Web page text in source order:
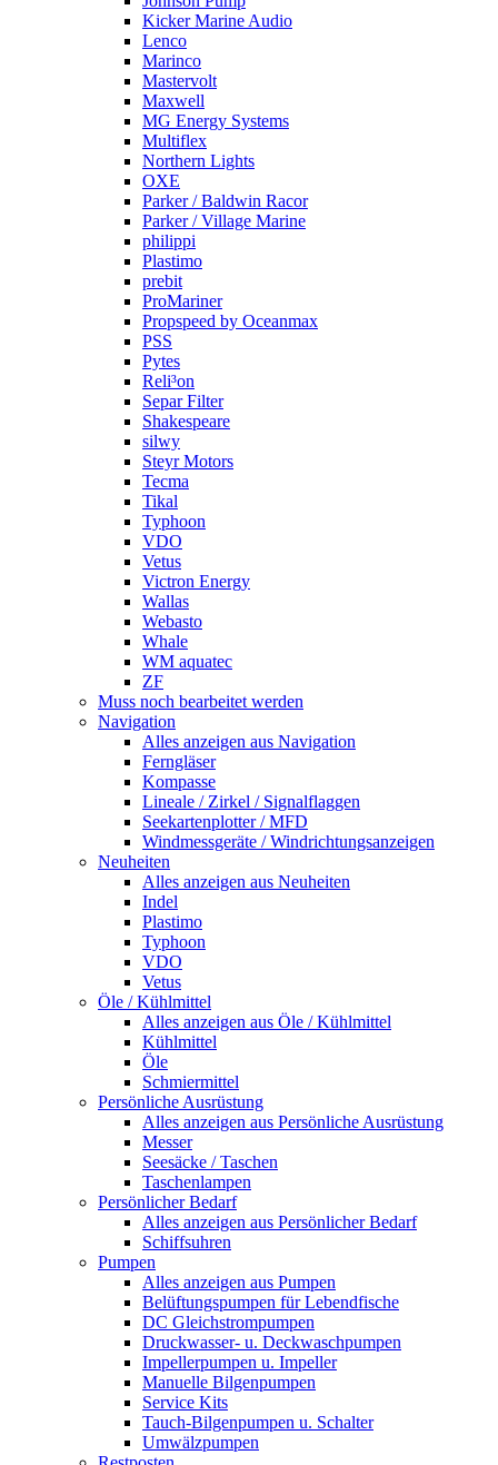
Kicker Marine Audio
Lenco
Marinco
Mastervolt
Maxwell
MG Energy Systems
Multiflex
Northern Lights
OXE
Parker / Baldwin Racor
Parker / Village Marine
philippi
Plastimo
prebit
ProMariner
Propspeed by Oceanmax
PSS
Pytes
Reli³on
Separ Filter
Shakespeare
silwy
Steyr Motors
Tecma
Tikal
Typhoon
VDO
Vetus
Victron Energy
Wallas
Webasto
Whale
WM aquatec
ZF
Muss noch bearbeitet werden
Navigation
Alles anzeigen aus Navigation
Ferngläser
Kompasse
Lineale / Zirkel / Signalflaggen
Seekartenplotter / MFD
Windmessgeräte / Windrichtungsanzeigen
Neuheiten
Alles anzeigen aus Neuheiten
Indel
Plastimo
Typhoon
VDO
Vetus
Öle / Kühlmittel
Alles anzeigen aus Öle / Kühlmittel
Kühlmittel
Öle
Schmiermittel
Persönliche Ausrüstung
Alles anzeigen aus Persönliche Ausrüstung
Messer
Seesäcke / Taschen
Taschenlampen
Persönlicher Bedarf
Alles anzeigen aus Persönlicher Bedarf
Schiffsuhren
Pumpen
Alles anzeigen aus Pumpen
Belüftungspumpen für Lebendfische
DC Gleichstrompumpen
Druckwasser- u. Deckwaschpumpen
Impellerpumpen u. Impeller
Manuelle Bilgenpumpen
Service Kits
Tauch-Bilgenpumpen u. Schalter
Umwälzpumpen